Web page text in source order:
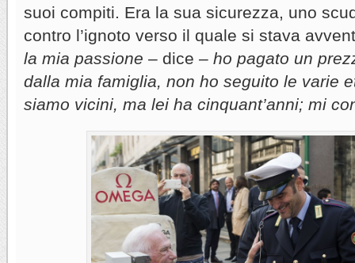
suoi compiti. Era la sua sicurezza, uno
contro l’ignoto verso il quale si stava
la mia passione – dice – ho pagato un
dalla mia famiglia, non ho seguito le varie
siamo vicini, ma lei ha cinquant’anni; mi